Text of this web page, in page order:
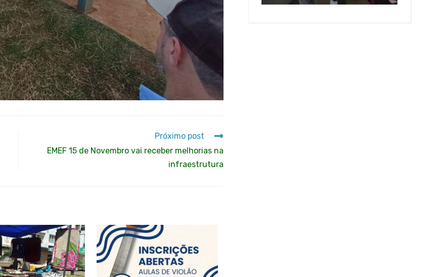
Próximo post
EMEF 15 de Novembro vai receber melhorias na
infraestrutura